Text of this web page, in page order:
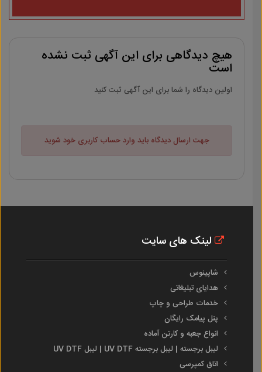
هیچ دیدگاهی برای این آگهی ثبت نشده
است
اولین دیدگاه را شما برای این آگهی ثبت کنید
جهت ارسال دیدگاه باید وارد حساب کاربری خود شوید
لینک های سایت
شاپینوس
هدایای تبلیغاتی
خدمات طراحی و چاپ
پنل پیامک رایگان
انواع جعبه و کارتن آماده
لیبل برجسته | لیبل برجسته UV DTF | لیبل UV DTF
اتاق کمپرسی